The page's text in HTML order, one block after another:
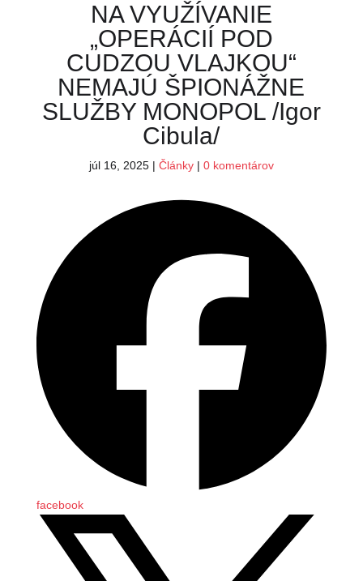
NA VYUŽÍVANIE
„OPERÁCIÍ POD
CUDZOU VLAJKOU“
NEMAJÚ ŠPIONÁŽNE
SLUŽBY MONOPOL /Igor
Cibula/
júl 16, 2025| Články| 0 komentárov
facebook